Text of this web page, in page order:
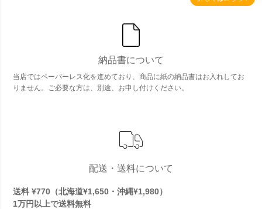
納品書について
当店ではペーパーレス化を進めており、商品に紙の納品書はお入れしてお
りません。ご必要な方は、別途、お申し付けください。
配送・送料について
送料 ¥770（北海道¥1,650・沖縄¥1,980）
1万円以上で送料無料